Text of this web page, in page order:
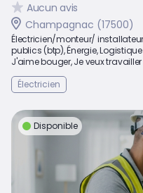
Aucun avis
Champagnac (17500)
Électricien/monteur/
publics (btp), Énergie,
J'aime bouger, Je veux travailler
Électricien
Disponible